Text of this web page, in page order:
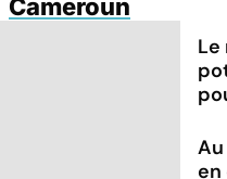
Cameroun
Le
en